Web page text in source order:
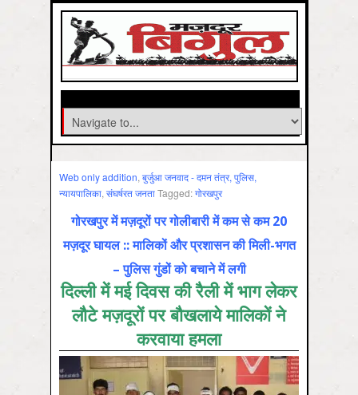
Web only addition, बुर्जुआ जनवाद - दमन तंत्र, पुलिस,
न्‍यायपालिका, संघर्षरत जनताTagged:गोरखपुर
गोरखपुर में मज़दूरों पर गोलीबारी में कम से कम 20
मज़दूर घायल :: मालिकों और प्रशासन की मिली-भगत
– पुलिस गुंडों को बचाने में लगी
दिल्‍ली में मई दिवस की रैली में भाग लेकर
लौटे मज़दूरों पर बौखलाये मालिकों ने
करवाया हमला